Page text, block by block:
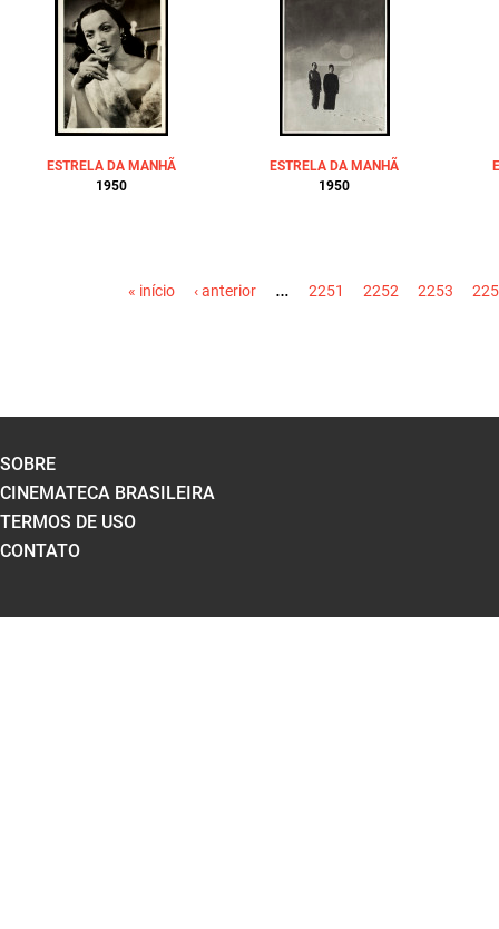
ESTRELA DA MANHÃ
1950
ESTRELA DA MANHÃ
1950
« início ‹ anterior … 2251 2252 2253
SOBRE
CINEMATECA BRASILEIRA
TERMOS DE USO
CONTATO